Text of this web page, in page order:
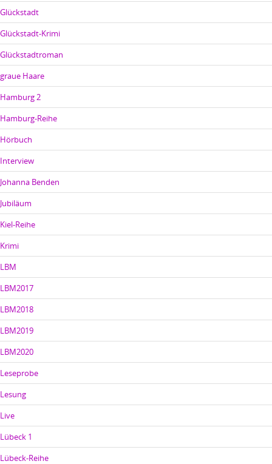
Glückstadt
Glückstadt-Krimi
Glückstadtroman
graue Haare
Hamburg 2
Hamburg-Reihe
Hörbuch
Interview
Johanna Benden
Jubiläum
Kiel-Reihe
Krimi
LBM
LBM2017
LBM2018
LBM2019
LBM2020
Leseprobe
Lesung
Live
Lübeck 1
Lübeck-Reihe